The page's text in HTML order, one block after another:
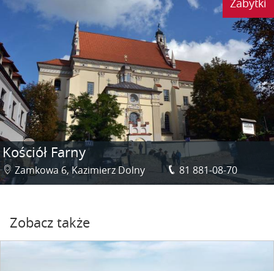
Kościół Farny
Zamkowa 6, Kazimierz Dolny 81 881-08-70
Zobacz także